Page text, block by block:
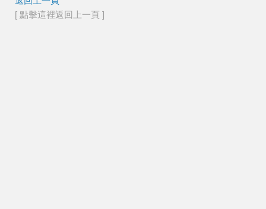
[ 點擊這裡返回上一頁 ]